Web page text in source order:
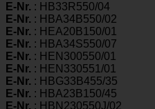
E-Nr. : HB33R550/04
E-Nr. : HBA34B550/02
E-Nr. : HEA20B150/01
E-Nr. : HBA34S550/07
E-Nr. : HEN300550/01
E-Nr. : HEN330551/01
E-Nr. : HBG33B455/35
E-Nr. : HBA23B150/45
E-Nr. : HBN230550J/02